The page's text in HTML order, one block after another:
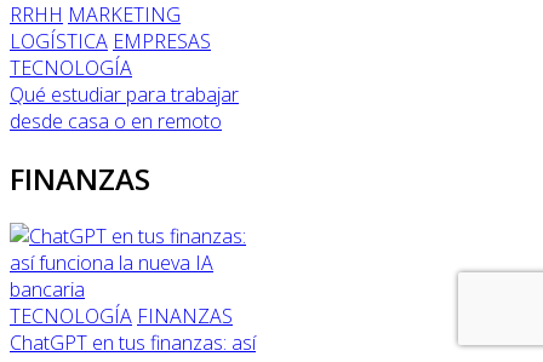
RRHH MARKETING
LOGÍSTICA EMPRESAS
TECNOLOGÍA
Qué estudiar para trabajar
desde casa o en remoto
FINANZAS
TECNOLOGÍA FINANZAS
ChatGPT en tus finanzas: así